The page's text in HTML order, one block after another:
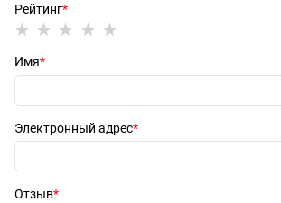
Рейтинг
Имя
Электронный адрес
Отзыв